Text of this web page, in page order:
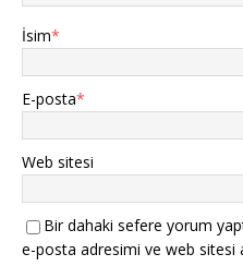
İsim*
E-posta*
Web sitesi
Bir dahaki sefere yorum
e-posta adresimi ve web sitesi